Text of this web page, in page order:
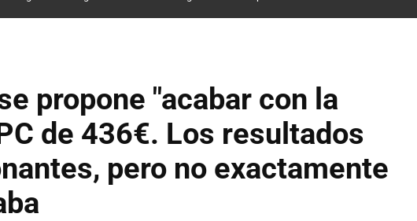
propone "acabar con la
de 436€. Los resultados
pero no exactamente